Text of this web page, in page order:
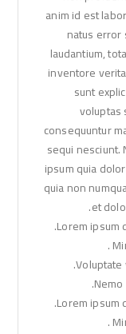
anim id est
natus error
laudantium,
inventore
sunt
voluptas
consequuntur
sequi
ipsum quia
quia non
et
Lorem ipsum
Lorem ipsum